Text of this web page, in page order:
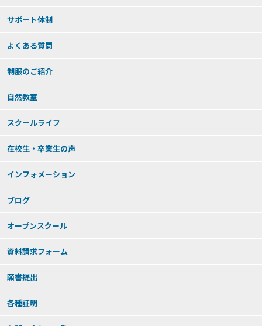
サポート体制
よくある質問
制服のご紹介
自然教室
スクールライフ
在校生・卒業生の声
インフォメーション
ブログ
オープンスクール
資料請求フォーム
願書提出
各種証明